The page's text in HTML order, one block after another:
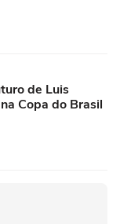
de Luis
Copa do Brasil